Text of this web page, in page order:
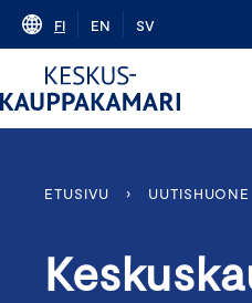
Skip
content
FI EN SV
ETUSIVU › UUTISHUONE